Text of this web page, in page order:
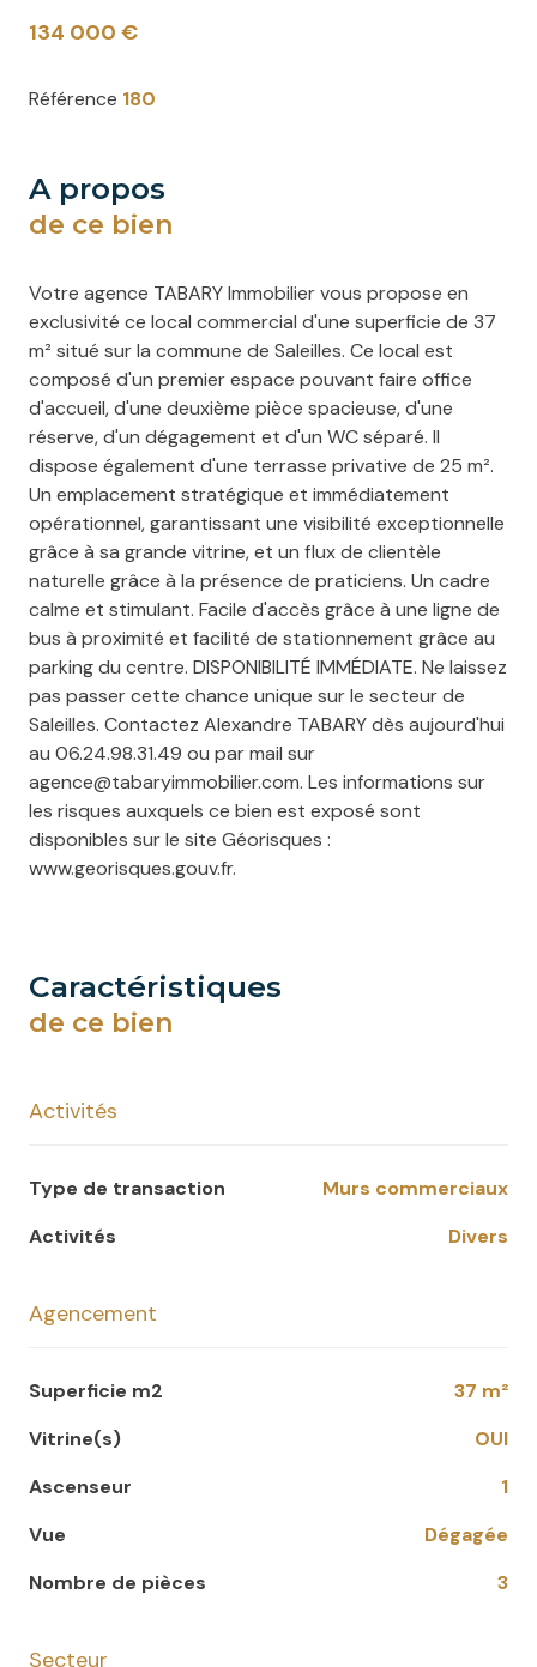
134 000 €
Référence 180
a propos
de ce bien
Votre agence TABARY Immobilier vous propose en
exclusivité ce local commercial d'une superficie de 37
m² situé sur la commune de Saleilles. Ce local est
composé d'un premier espace pouvant faire office
d'accueil, d'une deuxième pièce spacieuse, d'une
réserve, d'un dégagement et d'un WC séparé. Il
dispose également d'une terrasse privative de 25 m².
Un emplacement stratégique et immédiatement
opérationnel, garantissant une visibilité exceptionnelle
grâce à sa grande vitrine, et un flux de clientèle
naturelle grâce à la présence de praticiens. Un cadre
calme et stimulant. Facile d'accès grâce à une ligne de
bus à proximité et facilité de stationnement grâce au
parking du centre. DISPONIBILITÉ IMMÉDIATE. Ne laissez
pas passer cette chance unique sur le secteur de
Saleilles. Contactez Alexandre TABARY dès aujourd'hui
au 06.24.98.31.49 ou par mail sur
agence@tabaryimmobilier.com. Les informations sur
les risques auxquels ce bien est exposé sont
disponibles sur le site Géorisques :
www.georisques.gouv.fr.
caractéristiques
de ce bien
Activités
Type de transaction
Murs commerciaux
Activités
Divers
Agencement
Superficie m2
37 m²
Vitrine(s)
OUI
Ascenseur
1
Vue
dégagée
Nombre de pièces
3
Secteur